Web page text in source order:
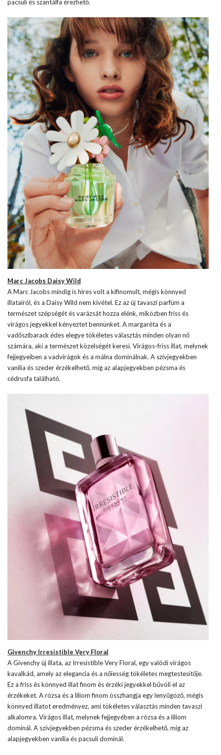
pacsuli és szantálfa érezhető.
Marc Jacobs Daisy Wild
A Marc Jacobs mindig is híres volt a kifinomult, mégis könnyed
illatairól, és a Daisy Wild nem kivétel. Ez az új tavaszi parfüm a
természet szépségét és varázsát hozza elénk, miközben friss és
virágos jegyekkel kényeztet bennünket. A margaréta és a
vadőszibarack édes elegye tökéletes választás minden olyan nő
számára, aki a természet közelségét keresi. Virágos-friss illat, melynek
fejjegyeiben a vadvirágok és a málna dominálnak. A szívjegyekben
vanília és szeder érzékelhető, míg az alapjegyekben pézsma és
cédrusfa található.
Givenchy Irresistible Very Floral
A Givenchy új illata, az Irresistible Very Floral, egy valódi virágos
kavalkád, amely az elegancia és a nőiesség tökéletes megtestesítője.
Ez a friss és könnyed illat finom és érzéki jegyekkel bűvöli el az
érzékeket. A rózsa és a liliom finom összhangja egy lenyűgöző, mégis
könnyed illatot eredményez, ami tökéletes választás minden tavaszi
alkalomra. Virágos illat, melynek fejjegyében a rózsa és a liliom
dominál. A szívjegyekben pézsma és szeder érzékelhető, míg az
alapjegyekben vanília és pacsuli dominál.